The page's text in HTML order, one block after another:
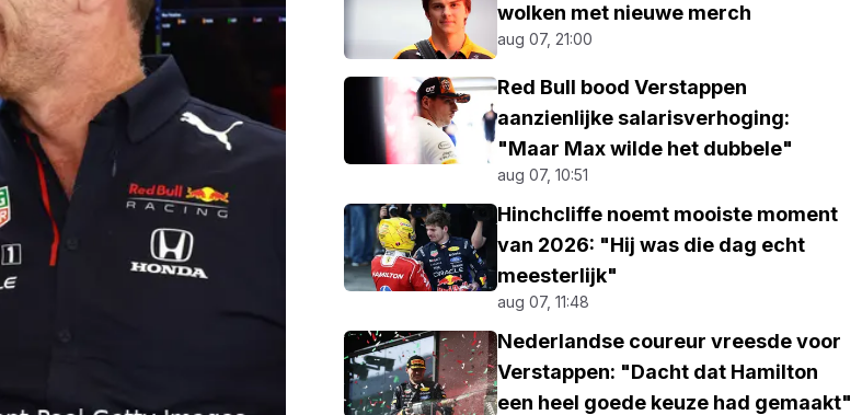
wolken met nieuwe merch
aug 07, 21:00
Red Bull bood Verstappen
aanzienlijke salarisverhoging:
"Maar Max wilde het dubbele"
aug 07, 10:51
Hinchcliffe noemt mooiste moment
van 2026: "Hij was die dag echt
meesterlijk"
aug 07, 11:48
Nederlandse coureur vreesde voor
Verstappen: "Dacht dat Hamilton
een heel goede keuze had gemaakt"